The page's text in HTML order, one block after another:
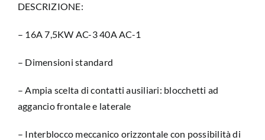
DESCRIZIONE:
– 16A 7,5KW AC-3 40A AC-1
– Dimensioni standard
– Ampia scelta di contatti ausiliari: blocchetti ad
aggancio frontale e laterale
– Interblocco meccanico orizzontale con possibilità di